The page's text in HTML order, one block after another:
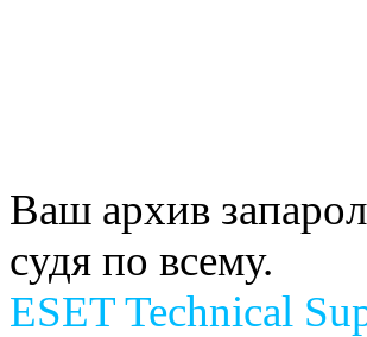
Ваш архив
судя по всему.
ESET Technical